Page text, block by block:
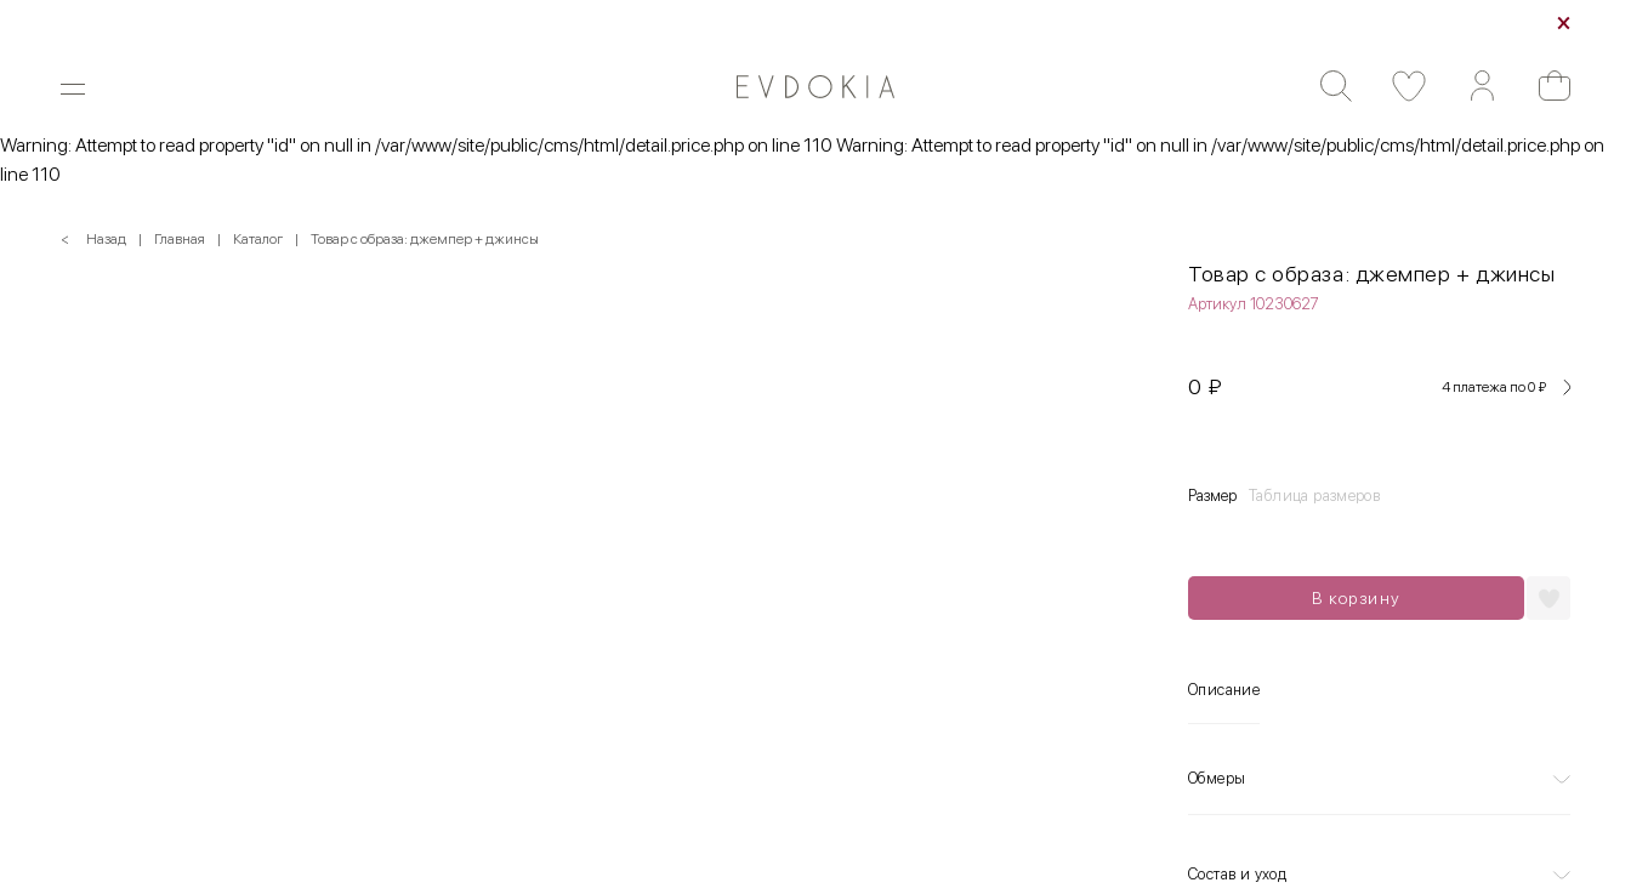
Warning: Attempt to read property "id" on null in /var/www/site/public/cms/html/detail.price.php on line 110 Warning: Attempt to read property "id" on null in /var/www/site/public/cms/html/detail.price.php on
line 110
< Назад Главная Каталог Товар с образа: джемпер + джинсы
Товар с образа: джемпер + джинсы
Артикул 10230627
0 ₽ 4 платежа по 0 ₽
Размер Таблица размеров
В корзину
Описание
Обмеры
Состав и уход